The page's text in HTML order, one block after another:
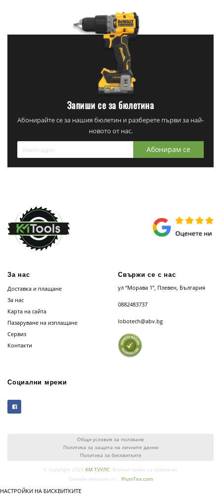
Запиши се за бюлетина
Абонирайте се за нашия бюлетин и разберете първи за най-
новото от нас.
Абонирам се
За нас
Доставка и плащане
За нас
Карта на сайта
Пазаруване на изплащане
Сервиз
Контакти
Свържи се с нас
ул “Морава 1”, Плевен, България
0882483737
lobotech@abv.bg
Социални мрежи
Общи условия за ползване
Политика за защита на личните данни
Политика за бисквитките
© Copyright 2026 КМ ТУУЛС . Всички права са запазени.
Онлайн магазин от:
PlumTex.com
НАСТРОЙКИ НА БИСКВИТКИТЕ